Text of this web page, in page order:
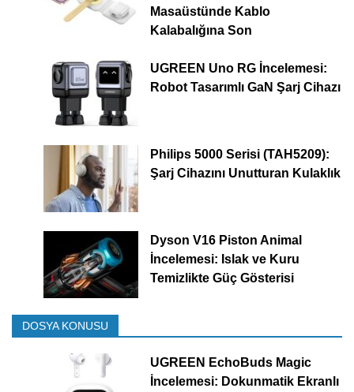
Masaüstünde Kablo
Kalabalığına Son
UGREEN Uno RG İncelemesi:
Robot Tasarımlı GaN Şarj Cihazı
Philips 5000 Serisi (TAH5209):
Şarj Cihazını Unutturan Kulaklık
Dyson V16 Piston Animal
İncelemesi: Islak ve Kuru
Temizlikte Güç Gösterisi
DOSYA KONUSU
UGREEN EchoBuds Magic
İncelemesi: Dokunmatik Ekranlı